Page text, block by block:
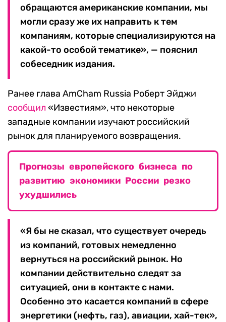
обращаются американские компании, мы
могли сразу же их направить к тем
компаниям, которые специализируются на
какой-то особой тематике», — пояснил
собеседник издания.
Ранее глава AmCham Russia Роберт Эйджи
сообщил «Известиям», что некоторые
западные компании изучают российский
рынок для планируемого возвращения.
Прогнозы европейского бизнеса по
развитию экономики России резко
ухудшились
«Я бы не сказал, что существует очередь
из компаний, готовых немедленно
вернуться на российский рынок. Но
компании действительно следят за
ситуацией, они в контакте с нами.
Особенно это касается компаний в сфере
энергетики (нефть, газ), авиации, хай-тек»,